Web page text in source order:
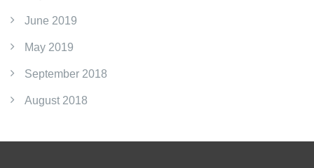
June 2019
May 2019
September 2018
August 2018